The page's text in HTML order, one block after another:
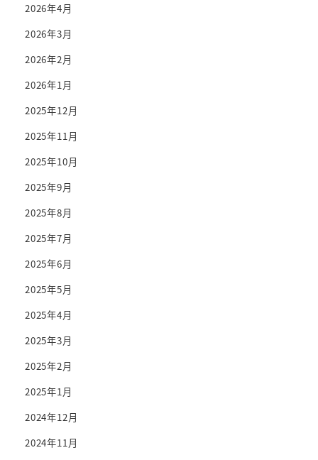
2026年4月
2026年3月
2026年2月
2026年1月
2025年12月
2025年11月
2025年10月
2025年9月
2025年8月
2025年7月
2025年6月
2025年5月
2025年4月
2025年3月
2025年2月
2025年1月
2024年12月
2024年11月